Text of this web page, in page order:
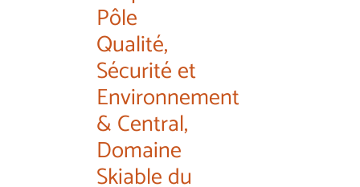
Pôle
Qualité,
Sécurité et
Environnement
& Central,
Domaine
Skiable du